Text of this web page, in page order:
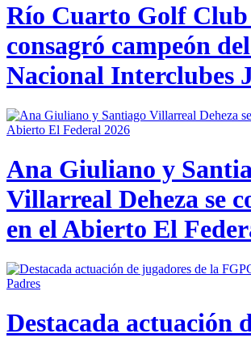
Río Cuarto Golf Club
consagró campeón
Nacional Interclubes
Ana Giuliano y
Villarreal Deheza se
en el Abierto El
Destacada actuación